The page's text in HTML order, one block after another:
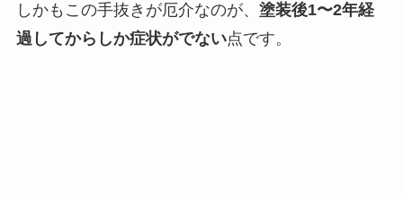
しかもこの手抜きが厄介なのが、 塗装後1〜2年経
過してからしか症状がでない点です。